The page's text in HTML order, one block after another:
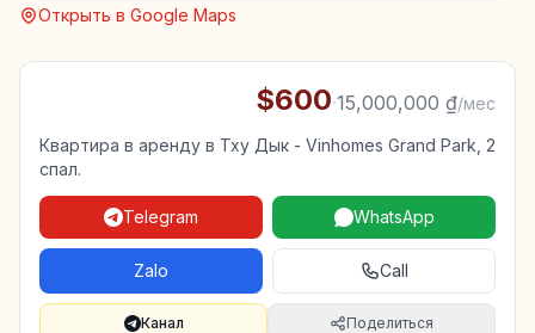
Открыть в Google Maps
$600·15,000,000 ₫/мес
Квартира в аренду в Тху Дык - Vinhomes Grand Park, 2
спал.
Telegram WhatsApp
Zalo Call
Канал Поделиться